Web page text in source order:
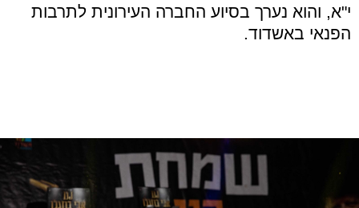
י"א, והוא נערך בסיוע החברה העירונית לתרבות
הפנאי באשדוד.